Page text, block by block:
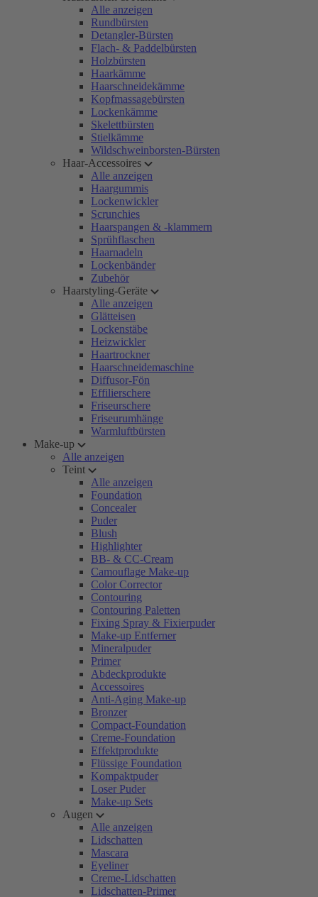
Alle anzeigen
Rundbürsten
Detangler-Bürsten
Flach- & Paddelbürsten
Holzbürsten
Haarkämme
Haarschneidekämme
Kopfmassagebürsten
Lockenkämme
Skelettbürsten
Stielkämme
Wildschweinborsten-Bürsten
Haar-Accessoires
Alle anzeigen
Haargummis
Lockenwickler
Scrunchies
Haarspangen & -klammern
Sprühflaschen
Haarnadeln
Lockenbänder
Zubehör
Haarstyling-Geräte
Alle anzeigen
Glätteisen
Lockenstäbe
Heizwickler
Haartrockner
Haarschneidemaschine
Diffusor-Fön
Effilierschere
Friseurschere
Friseurumhänge
Warmluftbürsten
Make-up
Alle anzeigen
Teint
Alle anzeigen
Foundation
Concealer
Puder
Blush
Highlighter
BB- & CC-Cream
Camouflage Make-up
Color Corrector
Contouring
Contouring Paletten
Fixing Spray & Fixierpuder
Make-up Entferner
Mineralpuder
Primer
Abdeckprodukte
Accessoires
Anti-Aging Make-up
Bronzer
Compact-Foundation
Creme-Foundation
Effektprodukte
Flüssige Foundation
Kompaktpuder
Loser Puder
Make-up Sets
Augen
Alle anzeigen
Lidschatten
Mascara
Eyeliner
Creme-Lidschatten
Lidschatten-Primer